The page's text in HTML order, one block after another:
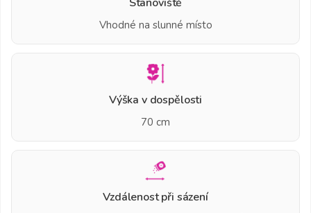
Vhodné na slunné místo
Výška v dospělosti
70 cm
Vzdálenost při sázení